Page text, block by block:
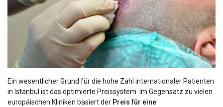
Ein wesentlicher Grund für die hohe Zahl internationaler Patienten
in Istanbul ist das optimierte Preissystem. Im Gegensatz zu vielen
europäischen Kliniken basiert der Preis für eine